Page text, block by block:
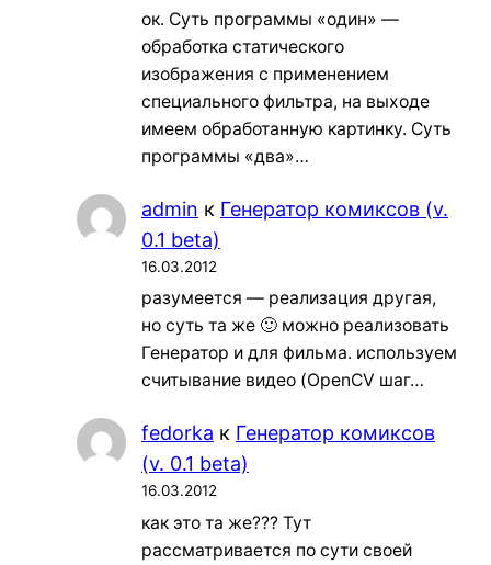
ок. Суть программы «один» —
обработка статического
изображения с применением
специального фильтра, на выходе
имеем обработанную картинку. Суть
программы «два»…
admin к Генератор комиксов (v.
0.1 beta)
16.03.2012
разумеется — реализация другая,
но суть та же 🙂 можно реализовать
Генератор и для фильма. используем
считывание видео (OpenCV шаг…
fedorka к Генератор комиксов
(v. 0.1 beta)
16.03.2012
как это та же??? Тут
рассматривается по сути своей